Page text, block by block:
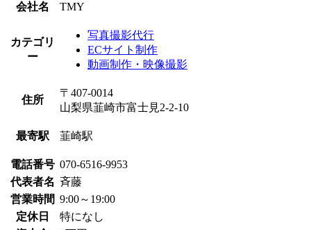
会社名 TMY
カテゴリ
ー
写真撮影代行
ECサイト制作
動画制作・映像撮影
住所
〒407-0014
山梨県韮崎市富士見2-2-10
最寄駅 韮崎駅
電話番号 070-6516-9953
代表者名 斉藤
営業時間 9:00～19:00
定休日
特になし